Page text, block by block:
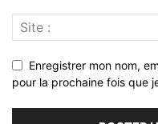
Enregistrer mon nom,
pour la prochaine fois que